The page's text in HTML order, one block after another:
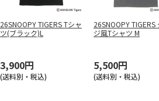
26SNOOPY TIGERS Tシャ
ツ(ブラック)L
3,900円
(送料別・税込)
26SNOOPY TIGERS
ジ風Tシャツ M
5,500円
(送料別・税込)